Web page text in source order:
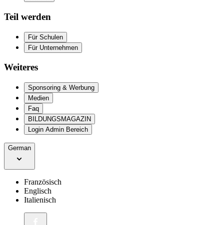
Teil werden
Für Schulen
Für Unternehmen
Weiteres
Sponsoring & Werbung
Medien
Faq
BILDUNGSMAGAZIN
Login Admin Bereich
German
Französisch
Englisch
Italienisch